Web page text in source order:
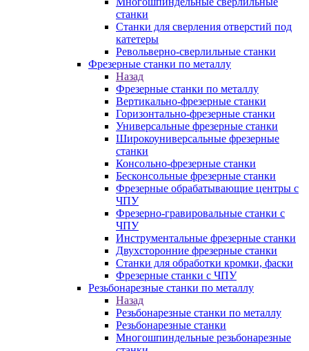
станки
Станки для сверления отверстий под
катетеры
Револьверно-сверлильные станки
Фрезерные станки по металлу
Назад
Фрезерные станки по металлу
Вертикально-фрезерные станки
Горизонтально-фрезерные станки
Универсальные фрезерные станки
Широкоуниверсальные фрезерные
станки
Консольно-фрезерные станки
Бесконсольные фрезерные станки
Фрезерные обрабатывающие центры с
ЧПУ
Фрезерно-гравировальные станки с
ЧПУ
Инструментальные фрезерные станки
Двухсторонние фрезерные станки
Станки для обработки кромки, фаски
Фрезерные станки с ЧПУ
Резьбонарезные станки по металлу
Назад
Резьбонарезные станки по металлу
Резьбонарезные станки
Многошпиндельные резьбонарезные